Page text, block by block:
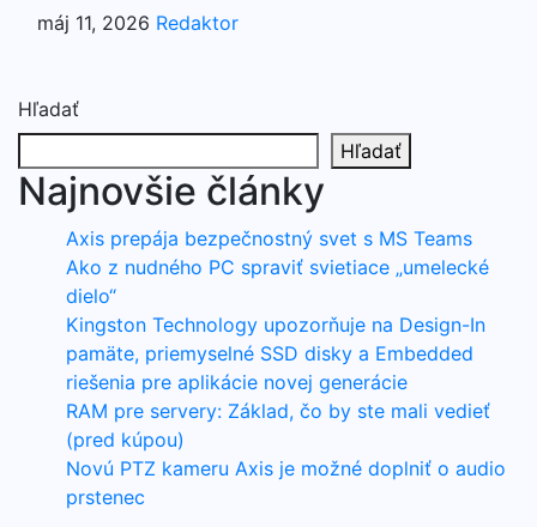
máj 11, 2026 Redaktor
Hľadať
Hľadať
Najnovšie články
Axis prepája bezpečnostný svet s MS Teams
Ako z nudného PC spraviť svietiace „umelecké
dielo“
Kingston Technology upozorňuje na Design-In
pamäte, priemyselné SSD disky a Embedded
riešenia pre aplikácie novej generácie
RAM pre servery: Základ, čo by ste mali vedieť
(pred kúpou)
Novú PTZ kameru Axis je možné doplniť o audio
prstenec